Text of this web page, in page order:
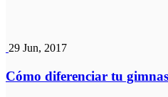
29 Jun, 2017
Cómo diferenciar tu